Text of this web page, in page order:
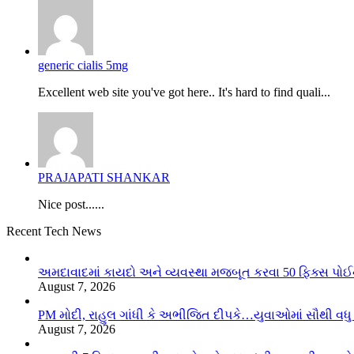
generic cialis 5mg
Excellent web site you've got here.. It's hard to find quali...
PRAJAPATI SHANKAR
Nice post......
Recent Tech News
અમદાવાદમાં કાયદો અને વ્યવસ્થા મજબૂત કરવા 50 ફિક્સ
August 7, 2026
PM મોદી, રાહુલ ગાંધી કે અભીજિત દીપકે…યુવાઓમાં સૌથી
August 7, 2026